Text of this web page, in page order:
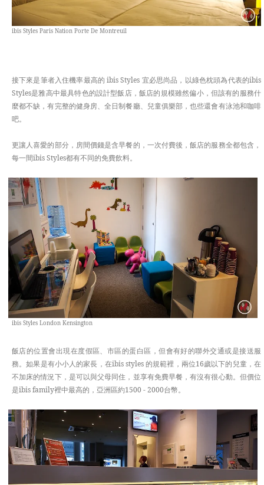
ibis Styles Paris Nation Porte De Montreuil
接下來是筆者入住機率最高的 ibis Styles 宜必思尚品，以綠色枕頭為代表的ibis
Styles是雅高中最具特色的設計型飯店，飯店的規模雖然偏小，但該有的服務什
麼都不缺，有完整的健身房、全日制餐廳、兒童俱樂部，也些還會有泳池和咖啡
吧。
更讓人喜愛的部分，房間價錢是含早餐的，一次付費後，飯店的服務全都包含，
每一間ibis Styles都有不同的免費飲料。
ibis Styles London Kensington
飯店的位置會出現在度假區、市區的蛋白區，但會有好的聯外交通或是接送服
務。如果是有小小人的家長，在ibis styles 的規範裡，兩位16歲以下的兒童，在
不加床的情況下，是可以與父母同住，並享有免費早餐，有沒有很心動。但價位
是ibis family裡中最高的，亞洲區約1500 - 2000台幣。